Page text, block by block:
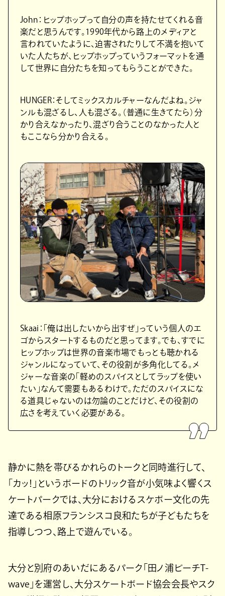
John：ヒップホップって自分の声を持たせてくれる音
楽だと思うんです。1990年代から路上のメディアと
言われていたように、迫害されたりして不満を抱いて
いた人たちが、ヒップホップっていうフォーマットを通
して世界に自分たちを知ってもらうことができた。
HUNGER：そしてミックスカルチャーなんだよね。ジャ
ンルも混ざるし、人も混ざる。（普通に生きてたら）分
かり合えなかったり、混ざり合うことのなかった人と
もここなら分かり合える。
Skaai：「俺は出したいから出すぜ」っていう個人のエ
ゴからスタートするものだと思ってます。でも、すでに
ヒップホップは世界の音楽市場でもっとも聴かれる
ジャンルになっていて、その役割が多角化してる。メ
ジャーな音楽の「軽めのスパイスとしてラップを使い
たい」なんて需要もあるわけで。ただのスパイスにな
る道具じゃないのは勿論のことだけど、その役割の
広さを考えていく必要がある。
静かに熱を帯びるかれらのトークと同時進行して、
「カッ！」というボードのトリック音が小気味よく響くス
ケートパークでは、大分におけるスケボー文化の先
達である相原フランシスコ良和たちが子どもたちを
指導しつつ、路上で遊んでいる。
大分と別府のあいだにあるパーク「田ノ浦ビーチT-
wave」を運営し、大分スケートボード協会会長やスク